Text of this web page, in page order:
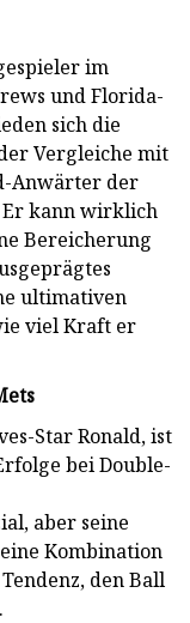
im
und Florida-
sich die
Vergleiche mit
Anwärter der
Er kann wirklich
Bereicherung
ultimativen
viel Kraft er
Star Ronald, ist
bei Double-
aber seine
Kombination
den Ball